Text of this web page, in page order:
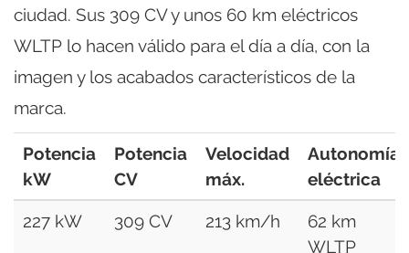
ciudad. Sus 309 CV y unos 60 km eléctricos
WLTP lo hacen válido para el día a día, con la
imagen y los acabados característicos de la
marca.
Potencia
kW
Potencia
CV
Velocidad
máx.
Autonomía
eléctrica
227 kW 309 CV 213 km/h
62 km
WLTP